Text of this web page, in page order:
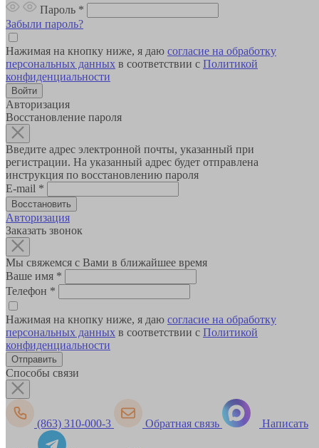
Пароль *
Забыли пароль?
Нажимая на кнопку ниже, я даю согласие на обработку
персональных данных в соответствии с Политикой
конфиденциальности
Авторизация
Восстановление пароля
Введите адрес электронной почты, указанный при
регистрации. На указанный адрес будет отправлена
инструкция по восстановлению пароля
E-mail *
Авторизация
Заказать звонок
Мы свяжемся с Вами в ближайшее время
Ваше имя *
Телефон *
Нажимая на кнопку ниже, я даю согласие на обработку
персональных данных в соответствии с Политикой
конфиденциальности
Способы связи
(863) 310-000-3 Обратная связь Написать